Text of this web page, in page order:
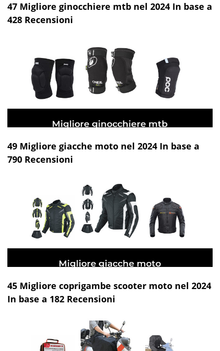
47 Migliore ginocchiere mtb nel 2024 In base a
428 Recensioni
49 Migliore giacche moto nel 2024 In base a
790 Recensioni
45 Migliore coprigambe scooter moto nel 2024
In base a 182 Recensioni